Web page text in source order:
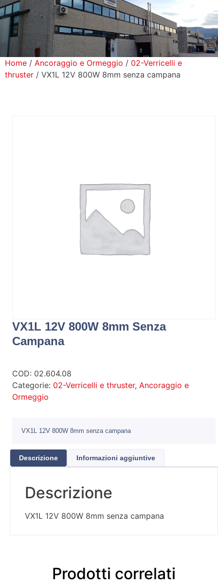
Prodotti
Home / Ancoraggio e Ormeggio / 02-Verricelli e
thruster / VX1L 12V 800W 8mm senza campana
VX1L 12V 800W 8mm Senza
Campana
COD: 02.604.08
Categorie: 02-Verricelli e thruster, Ancoraggio e
Ormeggio
VX1L 12V 800W 8mm senza campana
Descrizione Informazioni aggiuntive
Descrizione
VX1L 12V 800W 8mm senza campana
Prodotti correlati